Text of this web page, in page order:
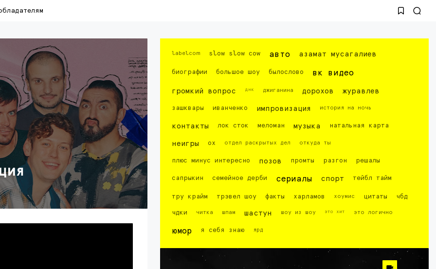
labelcom slow slow cow авто азамат мусагалиев
биографии большое шоу былослово вк видео
громкий вопрос днк джиганина дорохов журавлев
зашквары иванченко импровизация история на ночь
контакты лок сток меломан музыка натальная карта
неигры ох отдел раскрытых дел откуда ты
плюс минус интересно позов промты разгон решалы
сапрыкин семейное дерби сериалы спорт тейбл тайм
тру крайм трэвел шоу факты харламов хоумис цитаты чбд
чдки читка шпам шастун шоу из шоу это хит это логично
юмор я себя знаю ярд